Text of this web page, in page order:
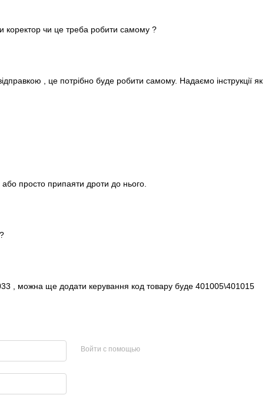
коректор чи це треба робити самому ?
, це потрібно буде робити самому. Надаємо інструкції як
просто припаяти дроти до нього.
, можна ще додати керування код товару буде 401005\401015
Войти с помощью